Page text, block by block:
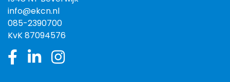
info@ekcn.nl
085-2390700
KvK 87094576